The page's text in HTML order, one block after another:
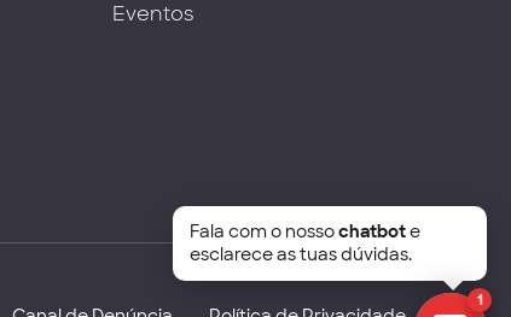
Eventos
1
Fala com o nossochatbote
esclarece as tuas dúvidas.